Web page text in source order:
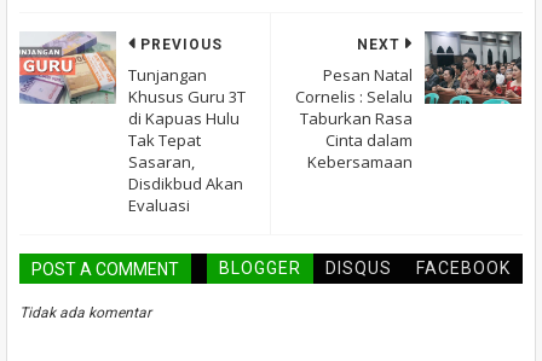
NEXT
Pesan Natal
Cornelis : Selalu
Taburkan Rasa
Cinta dalam
Kebersamaan
PREVIOUS
Tunjangan
Khusus Guru 3T
di Kapuas Hulu
Tak Tepat
Sasaran,
Disdikbud Akan
Evaluasi
POST A COMMENT BLOGGER DISQUS FACEBOOK
Tidak ada komentar